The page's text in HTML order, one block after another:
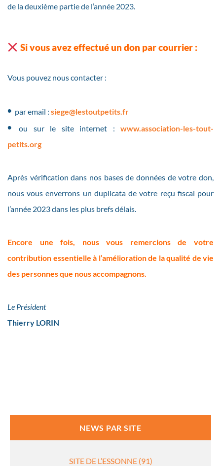
de la deuxième partie de l’année 2023.
Si vous avez effectué un don par courrier :
Vous pouvez nous contacter :
• par email : siege@lestoutpetits.fr
•ou sur le site internet :www.association-les-tout-
petits.org
Après vérification dans nos bases de données de votre don,
nous vous enverrons un duplicata de votre reçu fiscal pour
l’année 2023 dans les plus brefs délais.
Encore une fois, nous vous remercions de votre
contribution essentielle à l’amélioration de la qualité de vie
des personnes que nous accompagnons.
Le Président
Thierry LORIN
NEWS PAR SITE
SITE DE L’ESSONNE (91)